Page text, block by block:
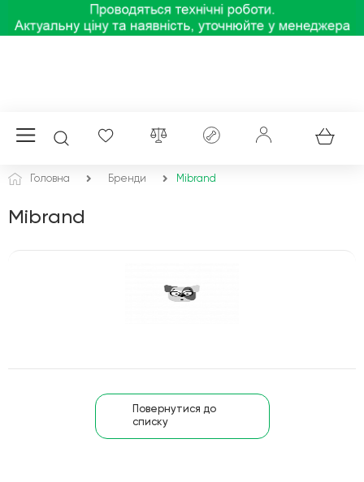
Головна Бренди Mibrand
Mibrand
Повернутися до
списку